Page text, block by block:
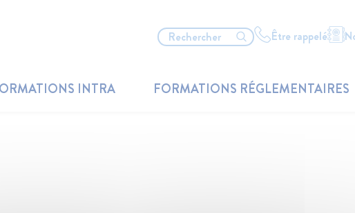
Être rappelé
INTRA FORMATIONS RÉGLEMENTAIRES